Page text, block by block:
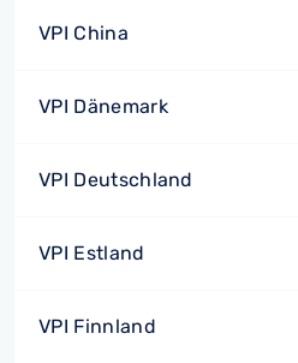
VPI China
VPI Dänemark
VPI Deutschland
VPI Estland
VPI Finnland